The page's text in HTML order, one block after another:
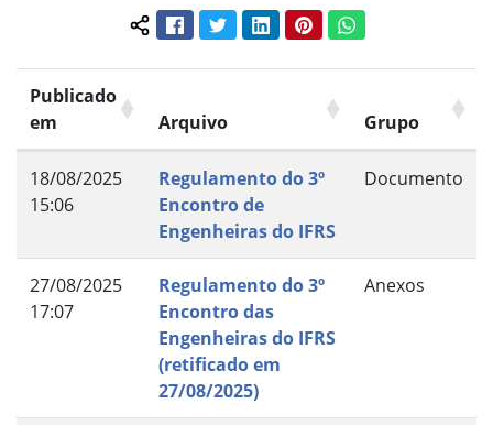
Compartilhar conteúdo:
FacebookTwitterLinkedInPinterestWhatsApp
Publicado
em
Arquivo Grupo
18/08/2025
15:06
Regulamento do 3º
Encontro de
Engenheiras do IFRS
Documento
27/08/2025
17:07
Regulamento do 3º
Encontro das
Engenheiras do IFRS
(retificado em
27/08/2025)
Anexos